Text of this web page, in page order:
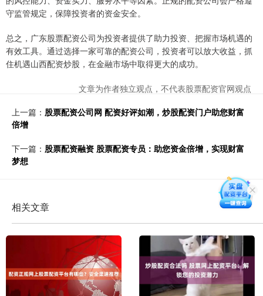
守监管规定，保障投资者的资金安全。
总之，广东股票配资公司为投资者提供了助力投资、把握市场机遇的
有效工具。通过选择一家可靠的配资公司，投资者可以放大收益，抓
住机遇山西配资炒股，在金融市场中取得更大的成功。
文章为作者独立观点，不代表股票配资官网观点
上一篇： 股票配资公司网 配资好评如潮，炒股配资门户助您财富
倍增
下一篇： 股票配资融资 股票配资专员：助您资金倍增，实现财富
梦想
相关文章